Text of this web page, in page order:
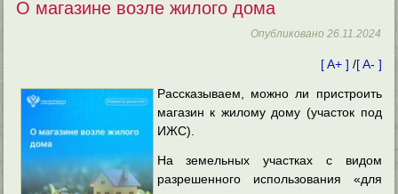
О магазине возле жилого дома
Опубликовано 26.11.2024
[ A+ ] /[ A- ]
Рассказываем, можно ли пристроить
магазин к жилому дому (участок под
ИЖС).
На земельных участках с видом
разрешенного использования «для